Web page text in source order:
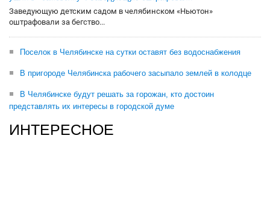
Заведующую детским садом в челябинском «Ньютон»
оштрафовали за бегство...
Поселок в Челябинске на сутки оставят без водоснабжения
В пригороде Челябинска рабочего засыпало землей в колодце
В Челябинске будут решать за горожан, кто достоин
представлять их интересы в городской думе
ИНТЕРЕСНОЕ